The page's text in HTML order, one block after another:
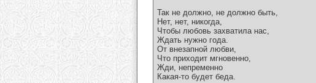
Так не должно, не должно быть,
Нет, нет, никогда,
Чтобы любовь захватила нас,
Ждать нужно года.
От внезапной любви,
Что приходит мгновенно,
Жди, непременно
Какая-то будет беда.